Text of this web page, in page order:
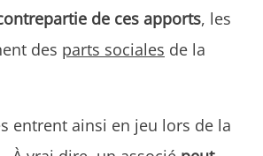
de ces apports, les
des parts sociales de la
entrent ainsi en jeu lors de la